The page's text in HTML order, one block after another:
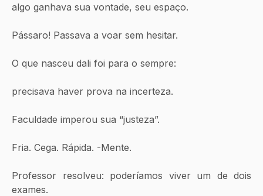
algo ganhava sua vontade, seu espaço.
Pássaro! Passava a voar sem hesitar.
O que nasceu dali foi para o sempre:
precisava haver prova na incerteza.
Faculdade imperou sua “justeza”.
Fria. Cega. Rápida. -Mente.
Professor resolveu: poderíamos viver um de dois
exames.